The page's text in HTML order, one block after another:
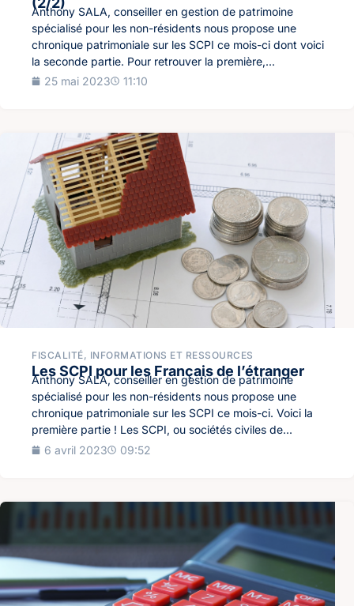
Anthony SALA, conseiller en gestion de patrimoine
spécialisé pour les non-résidents nous propose une
chronique patrimoniale sur les SCPI ce mois-ci dont voici
la seconde partie. Pour retrouver la première,...
25 mai 2023
11:10
FISCALITÉ, INFORMATIONS ET RESSOURCES
Les SCPI pour les Français de l’étranger
Anthony SALA, conseiller en gestion de patrimoine
spécialisé pour les non-résidents nous propose une
chronique patrimoniale sur les SCPI ce mois-ci. Voici la
première partie ! Les SCPI, ou sociétés civiles de...
6 avril 2023
09:52